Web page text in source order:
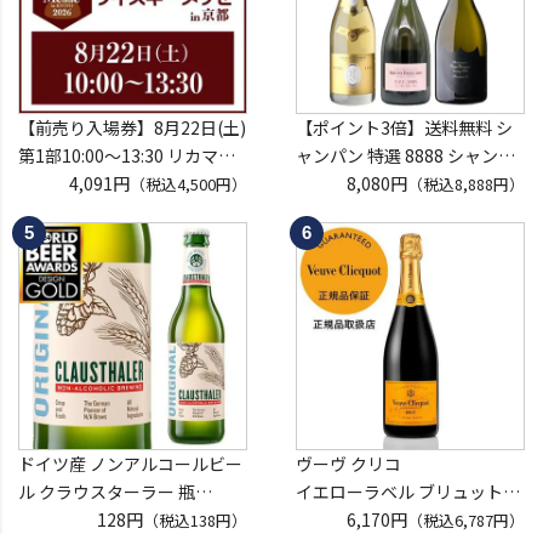
【前売り入場券】8月22日(土)
第1部10:00～13:30 リカマン
ウイスキーメッセ in京都
2026 1枚
入場券となるeチケットは【8
月中旬】にメールにて配信予
定
※代引き決済不可
4,091円（税込4,500円）
【ポイント3倍】送料無料 シ
ャンパン 特選 8888 シャンパ
ン福袋 第29弾 高級シャンパ
ン を探せ！ 超レアシャンパン
が入ってるかも!?【限定300セ
ット】 シャンパーニュ クリス
タル ドンペリP2 NPU 2008
VT リカーマウ
8,080円 （税込8,888円）
ドイツ産 ノンアルコールビー
ル クラウスターラー 瓶
330ml ノンアル ビールテイス
128円（税込138円）
ヴーヴ クリコ
イエローラベル ブリュット
750ml 正規品
6,170円 （税込6,787円）